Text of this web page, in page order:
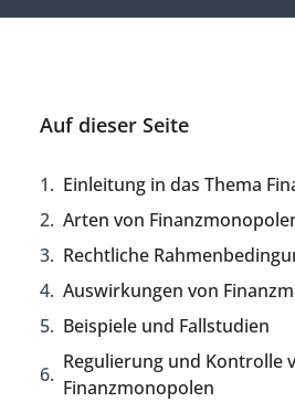
Auf dieser Seite
Einleitung in das Thema
Arten von
Rechtliche
Auswirkungen von
Beispiele und Fallstudien
Regulierung und Kontrolle
Finanzmonopolen